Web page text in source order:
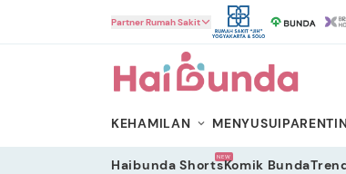
Partner Rumah Sakit
KEHAMILAN MENYUSUI
Haibunda ShortsNEWKomik Bunda